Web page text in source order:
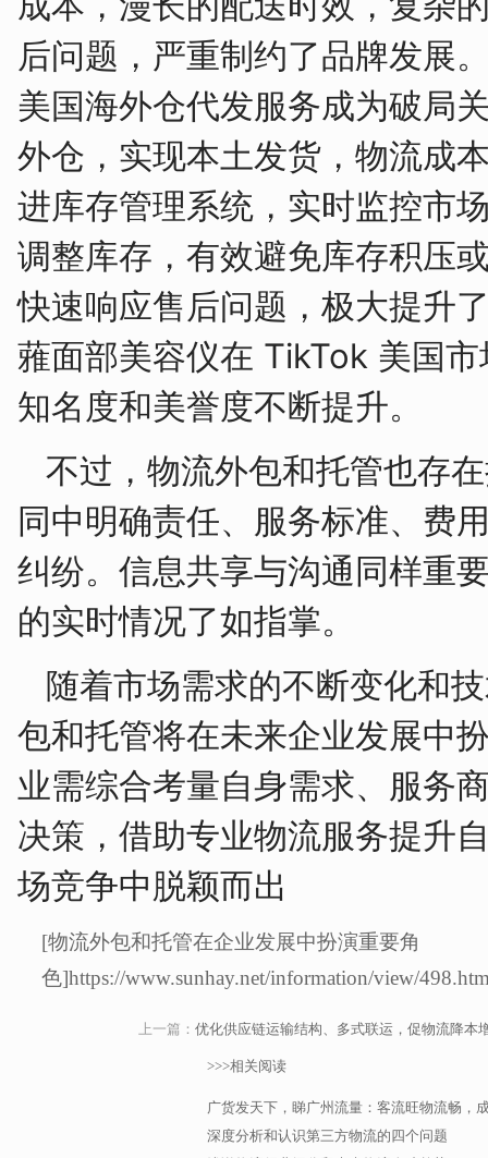
后问题，严重制约了品牌发展
美国海外仓代发服务成为破局
外仓，实现本土发货，物流成
进库存管理系统，实时监控市
调整库存，有效避免库存积压
快速响应售后问题，极大提升
蕥面部美容仪在 TikTok 美国
知名度和美誉度不断提升。
不过，物流外包和托管也存
同中明确责任、服务标准、费
纠纷。信息共享与沟通同样重
的实时情况了如指掌。
随着市场需求的不断变化和
包和托管将在未来企业发展中
业需综合考量自身需求、服务
决策，借助专业物流服务提升
场竞争中脱颖而出
[物流外包和托管在企业发展中扮演重要角
色]https://www.sunhay.net/information/view/
上一篇：优化供应链运输结构、多式联运，促物流降本
>>>相关阅读
广货发天下，睇广州流量：客流旺物流畅，
深度分析和认识第三方物流的四个问题